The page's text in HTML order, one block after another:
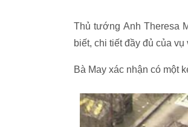
Thủ tướng Anh Theresa
biết, chi tiết đầy đủ của
Bà May xác nhận có một